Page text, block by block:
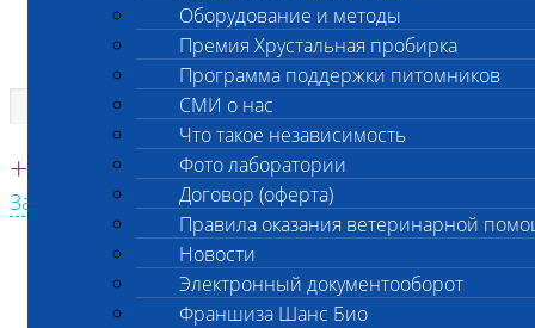
Единая круглосуточная справочная
+7 495 260 0 260
Заказать звонок с сайта
Оборудование и методы
Премия Хрустальная пробирка
Программа поддержки питомников
СМИ о нас
Что такое независимость
Фото лаборатории
Договор (оферта)
Правила оказания ветеринарной
Новости
Электронный документооборот
Франшиза Шанс Био
Главная страница
Анализы и цены
ГЕНЕТИЧЕСКИЕ КОМПЛЕКСЫ СОБАК
Генетический комплекс для пинчера